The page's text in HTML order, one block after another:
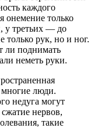
каждого
онемение только
у третьих — до
только рук, но и ног.
ли поднимать
неметь руки.
многие люди.
недуга могут
нервов,
такие